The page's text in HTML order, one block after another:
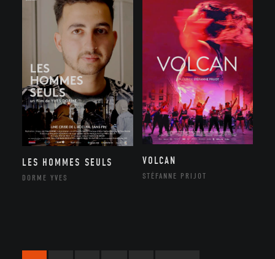
LES HOMMES SEULS
DORME YVES
VOLCAN
STÉFANNE PRIJOT